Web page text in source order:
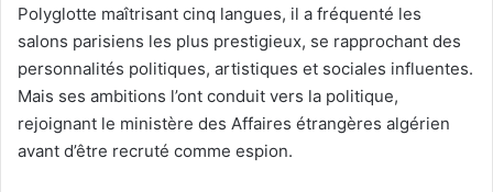
Polyglotte maîtrisant cinq langues, il a fréquenté les
salons parisiens les plus prestigieux, se rapprochant des
personnalités politiques, artistiques et sociales influentes.
Mais ses ambitions l’ont conduit vers la politique,
rejoignant le ministère des Affaires étrangères algérien
avant d’être recruté comme espion.